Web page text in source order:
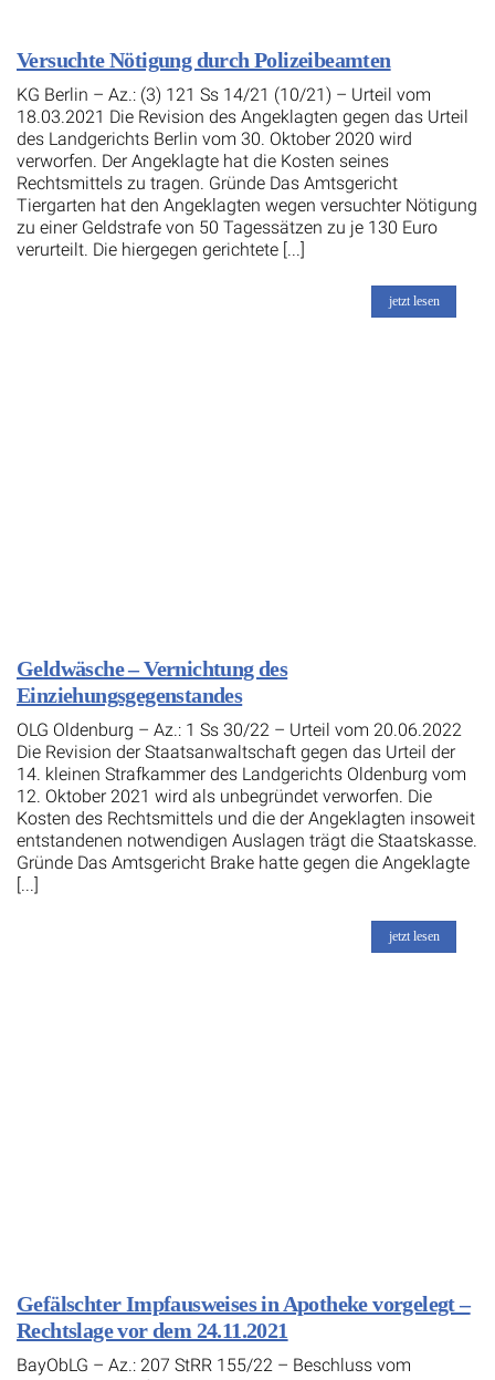
Versuchte Nötigung durch Polizeibeamten
KG Berlin – Az.: (3) 121 Ss 14/21 (10/21) – Urteil vom
18.03.2021 Die Revision des Angeklagten gegen das Urteil
des Landgerichts Berlin vom 30. Oktober 2020 wird
verworfen. Der Angeklagte hat die Kosten seines
Rechtsmittels zu tragen. Gründe Das Amtsgericht
Tiergarten hat den Angeklagten wegen versuchter Nötigung
zu einer Geldstrafe von 50 Tagessätzen zu je 130 Euro
verurteilt. Die hiergegen gerichtete [...]
jetzt lesen
Geldwäsche – Vernichtung des
Einziehungsgegenstandes
OLG Oldenburg – Az.: 1 Ss 30/22 – Urteil vom 20.06.2022
Die Revision der Staatsanwaltschaft gegen das Urteil der
14. kleinen Strafkammer des Landgerichts Oldenburg vom
12. Oktober 2021 wird als unbegründet verworfen. Die
Kosten des Rechtsmittels und die der Angeklagten insoweit
entstandenen notwendigen Auslagen trägt die Staatskasse.
Gründe Das Amtsgericht Brake hatte gegen die Angeklagte
[...]
jetzt lesen
Gefälschter Impfausweises in Apotheke vorgelegt –
Rechtslage vor dem 24.11.2021
BayObLG – Az.: 207 StRR 155/22 – Beschluss vom